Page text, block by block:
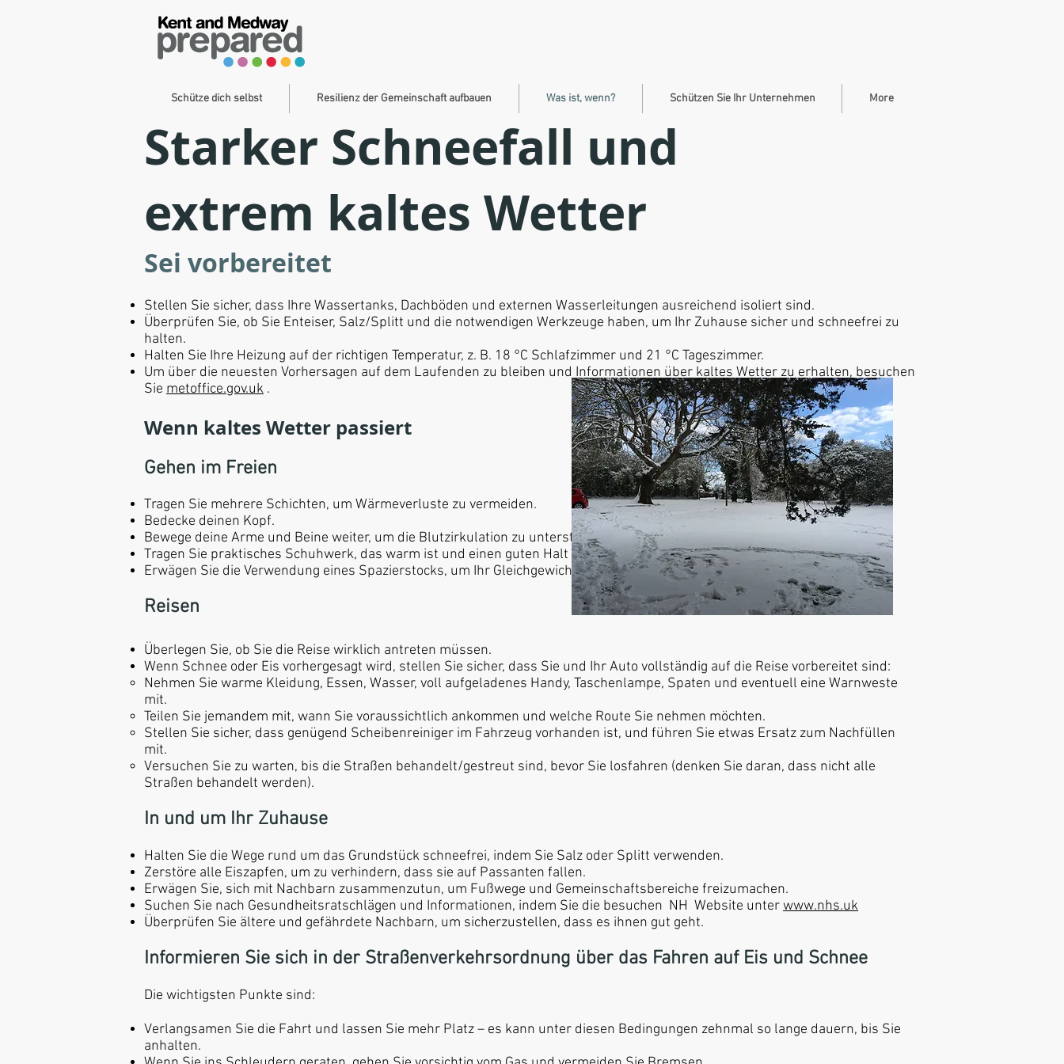
Schütze dich selbst Resilienz der Gemeinschaft aufbauen Was ist, wenn? Schützen Sie Ihr Unternehmen More
Starker Schneefall und
extrem kaltes Wetter
Sei vorbereitet
Stellen Sie sicher, dass Ihre Wassertanks, Dachböden und externen Wasserleitungen ausreichend isoliert sind.
Überprüfen Sie, ob Sie Enteiser, Salz/Splitt und die notwendigen Werkzeuge haben, um Ihr Zuhause sicher und schneefrei zu
halten.
Halten Sie Ihre Heizung auf der richtigen Temperatur, z. B. 18 °C Schlafzimmer und 21 °C Tageszimmer.
Um über die neuesten Vorhersagen auf dem Laufenden zu bleiben und Informationen über kaltes Wetter zu erhalten, besuchen
Sie metoffice.gov.uk .
Wenn kaltes Wetter passiert
Gehen im Freien
Tragen Sie mehrere Schichten, um Wärmeverluste zu vermeiden.
Bedecke deinen Kopf.
Bewege deine Arme und Beine weiter, um die Blutzirkulation zu unterstützen.
Tragen Sie praktisches Schuhwerk, das warm ist und einen guten Halt hat.
Erwägen Sie die Verwendung eines Spazierstocks, um Ihr Gleichgewicht zu verbessern.
Reisen
Überlegen Sie, ob Sie die Reise wirklich antreten müssen.
Wenn Schnee oder Eis vorhergesagt wird, stellen Sie sicher, dass Sie und Ihr Auto vollständig auf die Reise vorbereitet sind:
Nehmen Sie warme Kleidung, Essen, Wasser, voll aufgeladenes Handy, Taschenlampe, Spaten und eventuell eine Warnweste
mit.
Teilen Sie jemandem mit, wann Sie voraussichtlich ankommen und welche Route Sie nehmen möchten.
Stellen Sie sicher, dass genügend Scheibenreiniger im Fahrzeug vorhanden ist, und führen Sie etwas Ersatz zum Nachfüllen
mit.
Versuchen Sie zu warten, bis die Straßen behandelt/gestreut sind, bevor Sie losfahren (denken Sie daran, dass nicht alle
Straßen behandelt werden).
In und um Ihr Zuhause
Halten Sie die Wege rund um das Grundstück schneefrei, indem Sie Salz oder Splitt verwenden.
Zerstöre alle Eiszapfen, um zu verhindern, dass sie auf Passanten fallen.
Erwägen Sie, sich mit Nachbarn zusammenzutun, um Fußwege und Gemeinschaftsbereiche freizumachen.
Suchen Sie nach Gesundheitsratschlägen und Informationen, indem Sie die besuchen NH Website unterwww.nhs.uk
Überprüfen Sie ältere und gefährdete Nachbarn, um sicherzustellen, dass es ihnen gut geht.
Informieren Sie sich in der Straßenverkehrsordnung über das Fahren auf Eis und Schnee
Die wichtigsten Punkte sind:
Verlangsamen Sie die Fahrt und lassen Sie mehr Platz – es kann unter diesen Bedingungen zehnmal so lange dauern, bis Sie
anhalten.